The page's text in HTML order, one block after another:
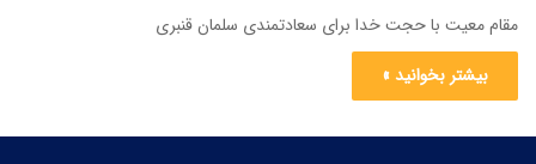
مقام معیت با حجت خدا برای سعادتمندی سلمان قنبری
بیشتر بخوانید »